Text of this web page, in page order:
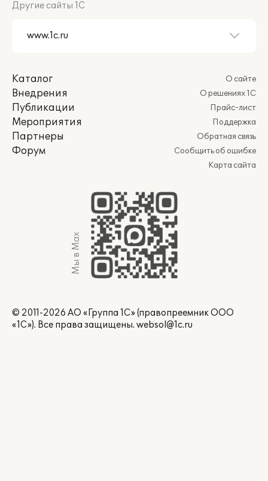
Другие сайты 1С
Каталог
Внедрения
Публикации
Мероприятия
Партнеры
Форум
О сайте
О решениях 1С
Прайс-лист
Поддержка
Обратная связь
Сообщить об ошибке
Карта сайта
Мы в Max
© 2011-2026 АО «Группа 1С» (правопреемник ООО
«1С»). Все права защищены. websol@1c.ru